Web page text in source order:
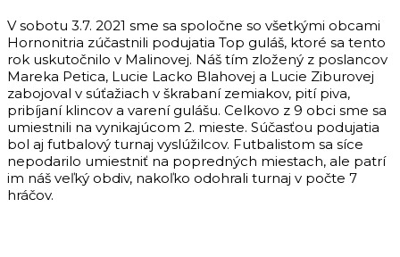
V sobotu 3.7. 2021 sme sa spoločne so všetkými obcami
Hornonitria zúčastnili podujatia Top guláš, ktoré sa tento
rok uskutočnilo v Malinovej. Náš tím zložený z poslancov
Mareka Petica, Lucie Lacko Blahovej a Lucie Ziburovej
zabojoval v súťažiach v škrabaní zemiakov, pití piva,
pribíjaní klincov a varení gulášu. Celkovo z 9 obci sme sa
umiestnili na vynikajúcom 2. mieste. Súčasťou podujatia
bol aj futbalový turnaj vyslúžilcov. Futbalistom sa síce
nepodarilo umiestniť na popredných miestach, ale patrí
im náš veľký obdiv, nakoľko odohrali turnaj v počte 7
hráčov.